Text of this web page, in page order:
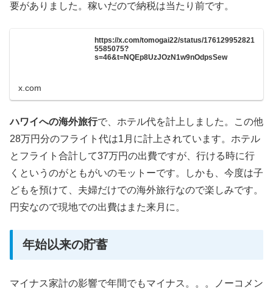
要がありました。稼いだので納税は当たり前です。
https://x.com/tomogai22/status/176129952821
5585075?
s=46&t=NQEp8UzJOzN1w9nOdpsSew
x.com
ハワイへの海外旅行で、ホテル代を計上しました。この他
28万円分のフライト代は1月に計上されています。ホテル
とフライト合計して37万円の出費ですが、行ける時に行
くというのがともがいのモットーです。しかも、今度は子
どもを預けて、夫婦だけでの海外旅行なので楽しみです。
円安なので現地での出費はまた来月に。
年始以来の貯蓄
マイナス家計の影響で年間でもマイナス。。。ノーコメン